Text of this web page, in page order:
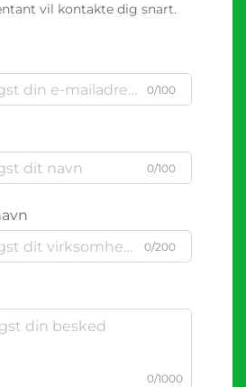
vil kontakte dig snart.
0/100
0/100
0/200
0/1000